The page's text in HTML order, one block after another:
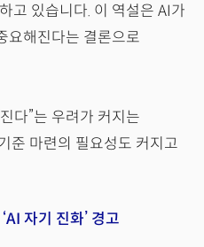
고 있습니다. 이 역설은 AI가
요해진다는 결론으로
다”는 우려가 커지는
준 마련의 필요성도 커지고
자기 진화’ 경고